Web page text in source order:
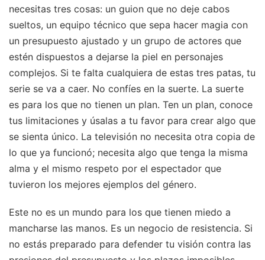
necesitas tres cosas: un guion que no deje cabos
sueltos, un equipo técnico que sepa hacer magia con
un presupuesto ajustado y un grupo de actores que
estén dispuestos a dejarse la piel en personajes
complejos. Si te falta cualquiera de estas tres patas, tu
serie se va a caer. No confíes en la suerte. La suerte
es para los que no tienen un plan. Ten un plan, conoce
tus limitaciones y úsalas a tu favor para crear algo que
se sienta único. La televisión no necesita otra copia de
lo que ya funcionó; necesita algo que tenga la misma
alma y el mismo respeto por el espectador que
tuvieron los mejores ejemplos del género.
Este no es un mundo para los que tienen miedo a
mancharse las manos. Es un negocio de resistencia. Si
no estás preparado para defender tu visión contra las